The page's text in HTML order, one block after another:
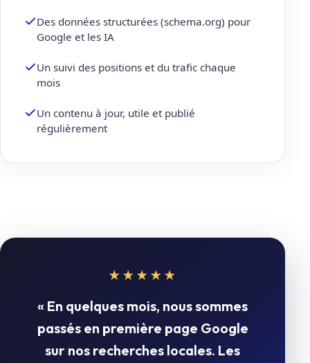
Des données structurées (schema.org) pour
Google et les IA
Un suivi des positions et du trafic chaque
mois
Un contenu à jour, utile et publié
régulièrement
★★★★★
« En quelques mois, nous sommes
passés en première page Google
sur nos recherches locales. Les